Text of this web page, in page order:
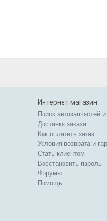
Интернет магазин
Поиск автозапчастей
Доставка заказа
Как оплатить заказ
Условия возврата и
Стать клиентом
Восстановить пароль
Форумы
Помощь